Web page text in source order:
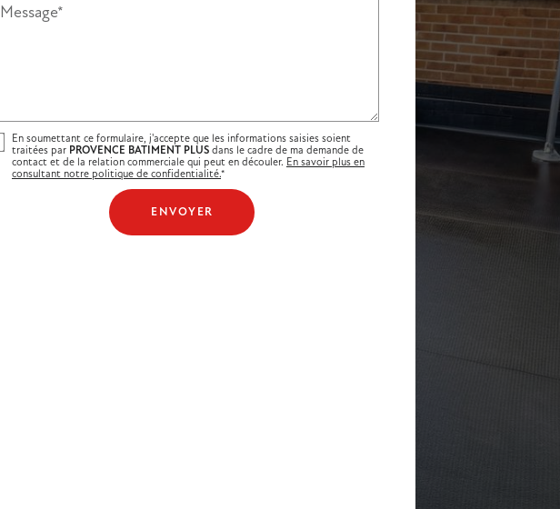
Message*
En soumettant ce formulaire, j'accepte que les informations saisies soient
traitées par PROVENCE BATIMENT PLUS dans le cadre de ma demande de
contact et de la relation commerciale qui peut en découler. En savoir plus en
consultant notre politique de confidentialité.*